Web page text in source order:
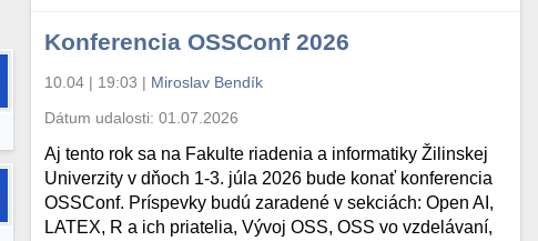
Konferencia OSSConf 2026
10.04 | 19:03 | Miroslav Bendík
Dátum udalosti:01.07.2026
Aj tento rok sa na Fakulte riadenia a informatiky Žilinskej
Univerzity v dňoch 1-3. júla 2026 bude konať konferencia
OSSConf. Príspevky budú zaradené v sekciách: Open AI,
LATEX, R a ich priatelia, Vývoj OSS, OSS vo vzdelávaní,